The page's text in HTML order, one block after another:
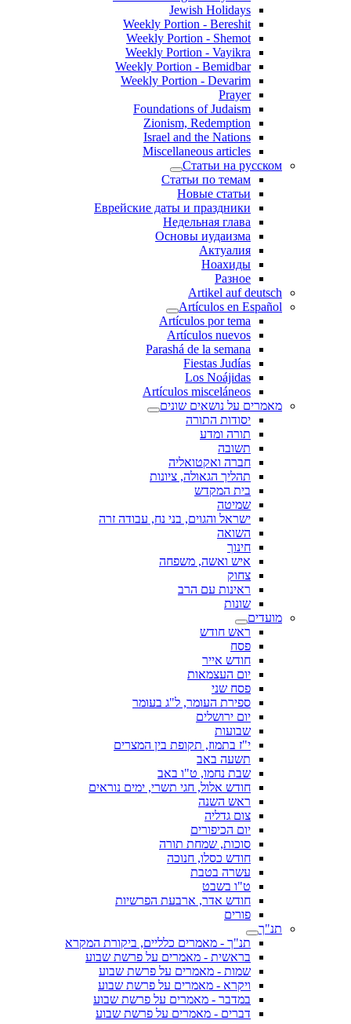
Jewish Holidays
Weekly Portion - Bereshit
Weekly Portion - Shemot
Weekly Portion - Vayikra
Weekly Portion - Bemidbar
Weekly Portion - Devarim
Prayer
Foundations of Judaism
Zionism, Redemption
Israel and the Nations
Miscellaneous articles
Статьи на русском
Статьи по темам
Новые статьи
Еврейские даты и праздники
Недельная глава
Основы иудаизма
Актуалия
Ноахиды
Разное
Artikel auf deutsch
Artículos en Español
Artículos por tema
Artículos nuevos
Parashá de la semana
Fiestas Judías
Los Noájidas
Artículos misceláneos
מאמרים על נושאים שונים
יסודות התורה
תורה ומדע
תשובה
חברה ואקטואליה
תהליך הגאולה, ציונות
בית המקדש
שמיטה
ישראל והגוים, בני נח, עבודה זרה
השואה
חינוך
איש ואשה, משפחה
צחוק
ראינות עם הרב
שונות
מועדים
ראש חודש
פסח
חודש אייר
יום העצמאות
פסח שני
ספירת העומר, ל"ג בעומר
יום ירושלים
שבועות
י"ז בתמוז, תקופת בין המצרים
תשעה באב
שבת נחמו, ט"ו באב
חודש אלול, חגי תשרי, ימים נוראים
ראש השנה
צום גדליה
יום הכיפורים
סוכות, שמחת תורה
חודש כסלו, חנוכה
עשרה בטבת
ט"ו בשבט
חודש אדר, ארבעת הפרשיות
פורים
תנ"ך
תנ"ך - מאמרים כלליים, ביקורת המקרא
בראשית - מאמרים על פרשת שבוע
שמות - מאמרים על פרשת שבוע
ויקרא - מאמרים על פרשת שבוע
במדבר - מאמרים על פרשת שבוע
דברים - מאמרים על פרשת שבוע